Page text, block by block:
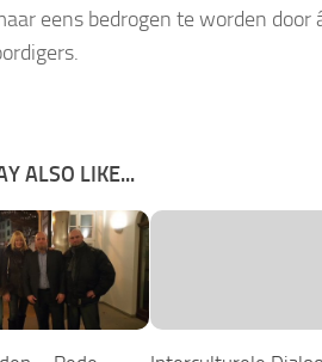
eens bedrogen te worden door
ALSO LIKE...